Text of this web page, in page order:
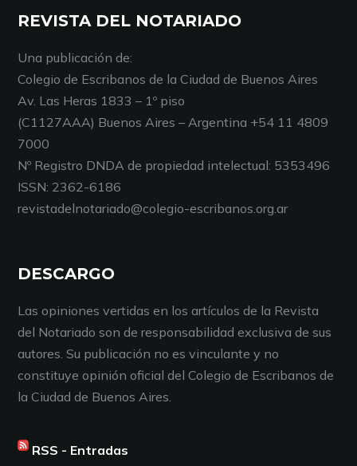
REVISTA DEL NOTARIADO
Una publicación de:
Colegio de Escribanos de la Ciudad de Buenos Aires
Av. Las Heras 1833 – 1º piso
(C1127AAA) Buenos Aires – Argentina +54 11 4809
7000
Nº Registro DNDA de propiedad intelectual: 5353496
ISSN: 2362-6186
revistadelnotariado@colegio-escribanos.org.ar
DESCARGO
Las opiniones vertidas en los artículos de la Revista
del Notariado son de responsabilidad exclusiva de sus
autores. Su publicación no es vinculante y no
constituye opinión oficial del Colegio de Escribanos de
la Ciudad de Buenos Aires.
RSS - Entradas